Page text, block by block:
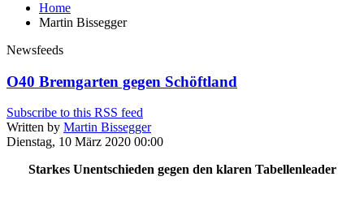
Home
Martin Bissegger
Newsfeeds
O40 Bremgarten gegen Schöftland
Subscribe to this RSS feed
Written by Martin Bissegger
Dienstag, 10 März 2020 00:00
Starkes Unentschieden gegen den klaren Tabellenleader